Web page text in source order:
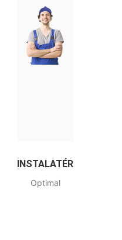
INSTALATÉR
Optimal